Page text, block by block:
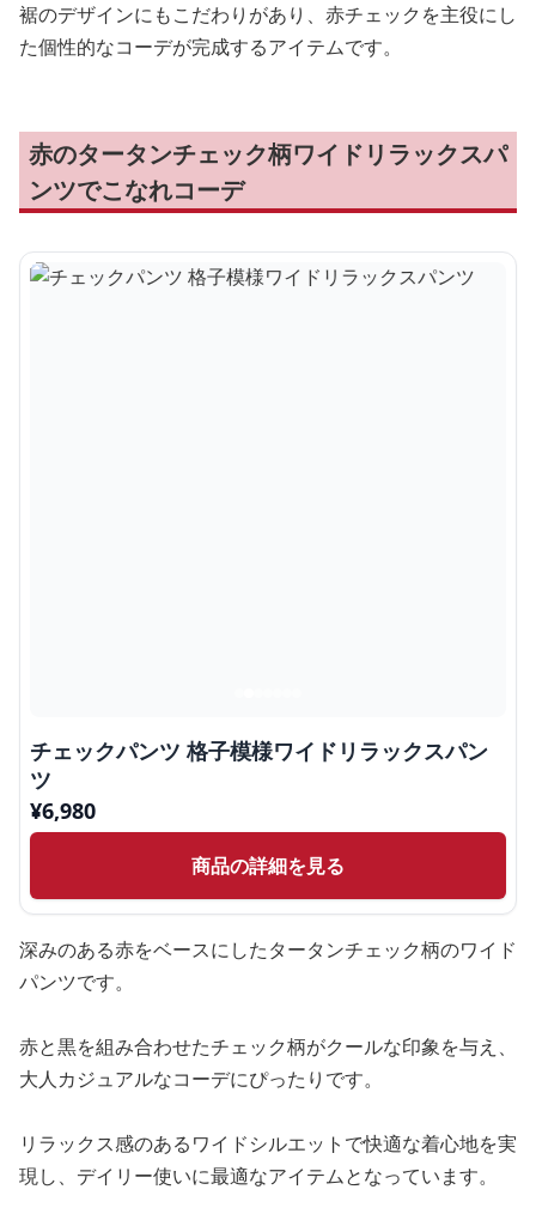
裾のデザインにもこだわりがあり、赤チェックを主役にし
た個性的なコーデが完成するアイテムです。
赤のタータンチェック柄ワイドリラックスパ
ンツでこなれコーデ
チェックパンツ 格子模様ワイドリラックスパン
ツ
¥6,980
商品の詳細を見る
深みのある赤をベースにしたタータンチェック柄のワイド
パンツです。
赤と黒を組み合わせたチェック柄がクールな印象を与え、
大人カジュアルなコーデにぴったりです。
リラックス感のあるワイドシルエットで快適な着心地を実
現し、デイリー使いに最適なアイテムとなっています。